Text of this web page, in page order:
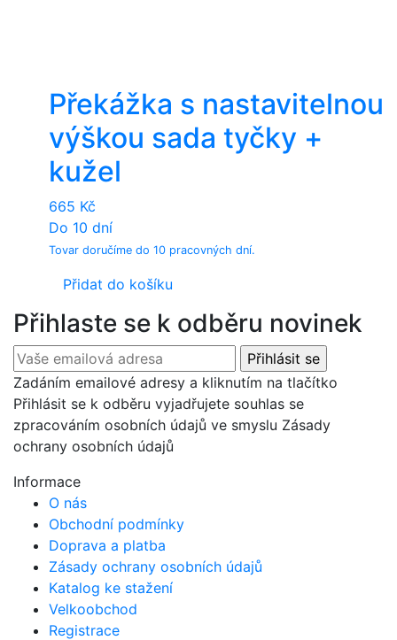
Překážka s nastavitelnou
výškou sada tyčky +
kužel
665 Kč
Do 10 dní
Tovar doručíme do 10 pracovných dní.
Přidat do košíku
Přihlaste se k odběru novinek
Zadáním emailové adresy a kliknutím na tlačítko
Přihlásit se k odběru vyjadřujete souhlas se
zpracováním osobních údajů ve smyslu Zásady
ochrany osobních údajů
Informace
O nás
Obchodní podmínky
Doprava a platba
Zásady ochrany osobních údajů
Katalog ke stažení
Velkoobchod
Registrace